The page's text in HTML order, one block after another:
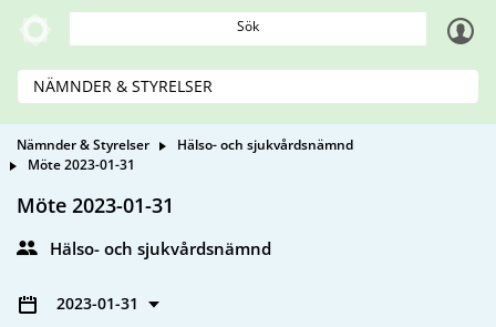
Sök
NÄMNDER & STYRELSER
Nämnder & Styrelser
Hälso- och sjukvårdsnämnd
Möte 2023-01-31
Möte 2023-01-31
Hälso- och sjukvårdsnämnd
2023-01-31